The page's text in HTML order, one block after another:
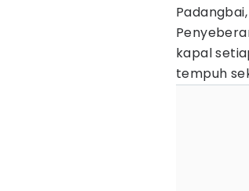
kapal
tempuh